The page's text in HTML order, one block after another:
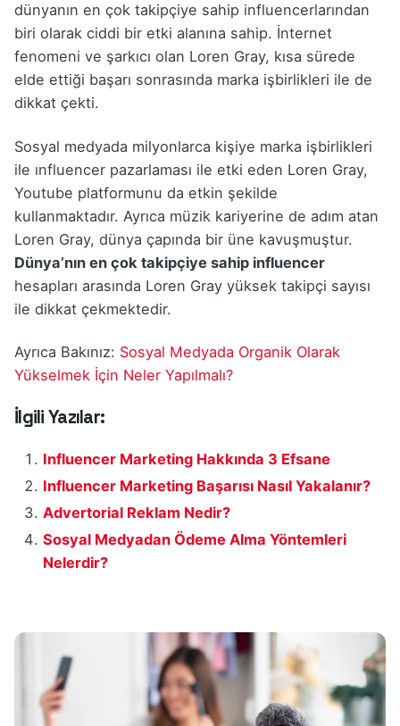
dünyanın en çok takipçiye sahip influencerlarından
biri olarak ciddi bir etki alanına sahip. İnternet
fenomeni ve şarkıcı olan Loren Gray, kısa sürede
elde ettiği başarı sonrasında marka işbirlikleri ile de
dikkat çekti.
Sosyal medyada milyonlarca kişiye marka işbirlikleri
ile ınfluencer pazarlaması ile etki eden Loren Gray,
Youtube platformunu da etkin şekilde
kullanmaktadır. Ayrıca müzik kariyerine de adım atan
Loren Gray, dünya çapında bir üne kavuşmuştur.
Dünya’nın en çok takipçiye sahip influencer
hesapları arasında Loren Gray yüksek takipçi sayısı
ile dikkat çekmektedir.
Ayrıca Bakınız: Sosyal Medyada Organik Olarak
Yükselmek İçin Neler Yapılmalı?
İlgili Yazılar:
Influencer Marketing Hakkında 3 Efsane
Influencer Marketing Başarısı Nasıl Yakalanır?
Advertorial Reklam Nedir?
Sosyal Medyadan Ödeme Alma Yöntemleri
Nelerdir?